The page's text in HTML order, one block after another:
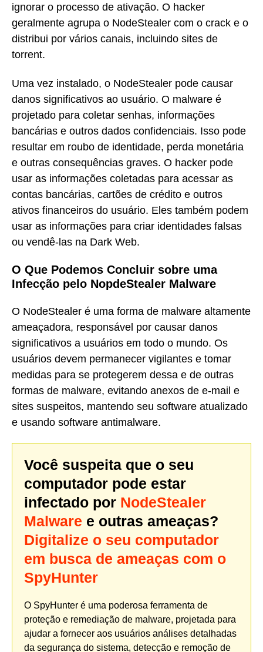
ignorar o processo de ativação. O hacker
geralmente agrupa o NodeStealer com o crack e o
distribui por vários canais, incluindo sites de
torrent.
Uma vez instalado, o NodeStealer pode causar
danos significativos ao usuário. O malware é
projetado para coletar senhas, informações
bancárias e outros dados confidenciais. Isso pode
resultar em roubo de identidade, perda monetária
e outras consequências graves. O hacker pode
usar as informações coletadas para acessar as
contas bancárias, cartões de crédito e outros
ativos financeiros do usuário. Eles também podem
usar as informações para criar identidades falsas
ou vendê-las na Dark Web.
O Que Podemos Concluir sobre uma
Infecção pelo NopdeStealer Malware
O NodeStealer é uma forma de malware altamente
ameaçadora, responsável por causar danos
significativos a usuários em todo o mundo. Os
usuários devem permanecer vigilantes e tomar
medidas para se protegerem dessa e de outras
formas de malware, evitando anexos de e-mail e
sites suspeitos, mantendo seu software atualizado
e usando software antimalware.
Você suspeita que o seu
computador pode estar
infectado por NodeStealer
Malware e outras ameaças?
Digitalize o seu computador
em busca de ameaças com o
SpyHunter
O SpyHunter é uma poderosa ferramenta de
proteção e remediação de malware, projetada para
ajudar a fornecer aos usuários análises detalhadas
da segurança do sistema, detecção e remoção de